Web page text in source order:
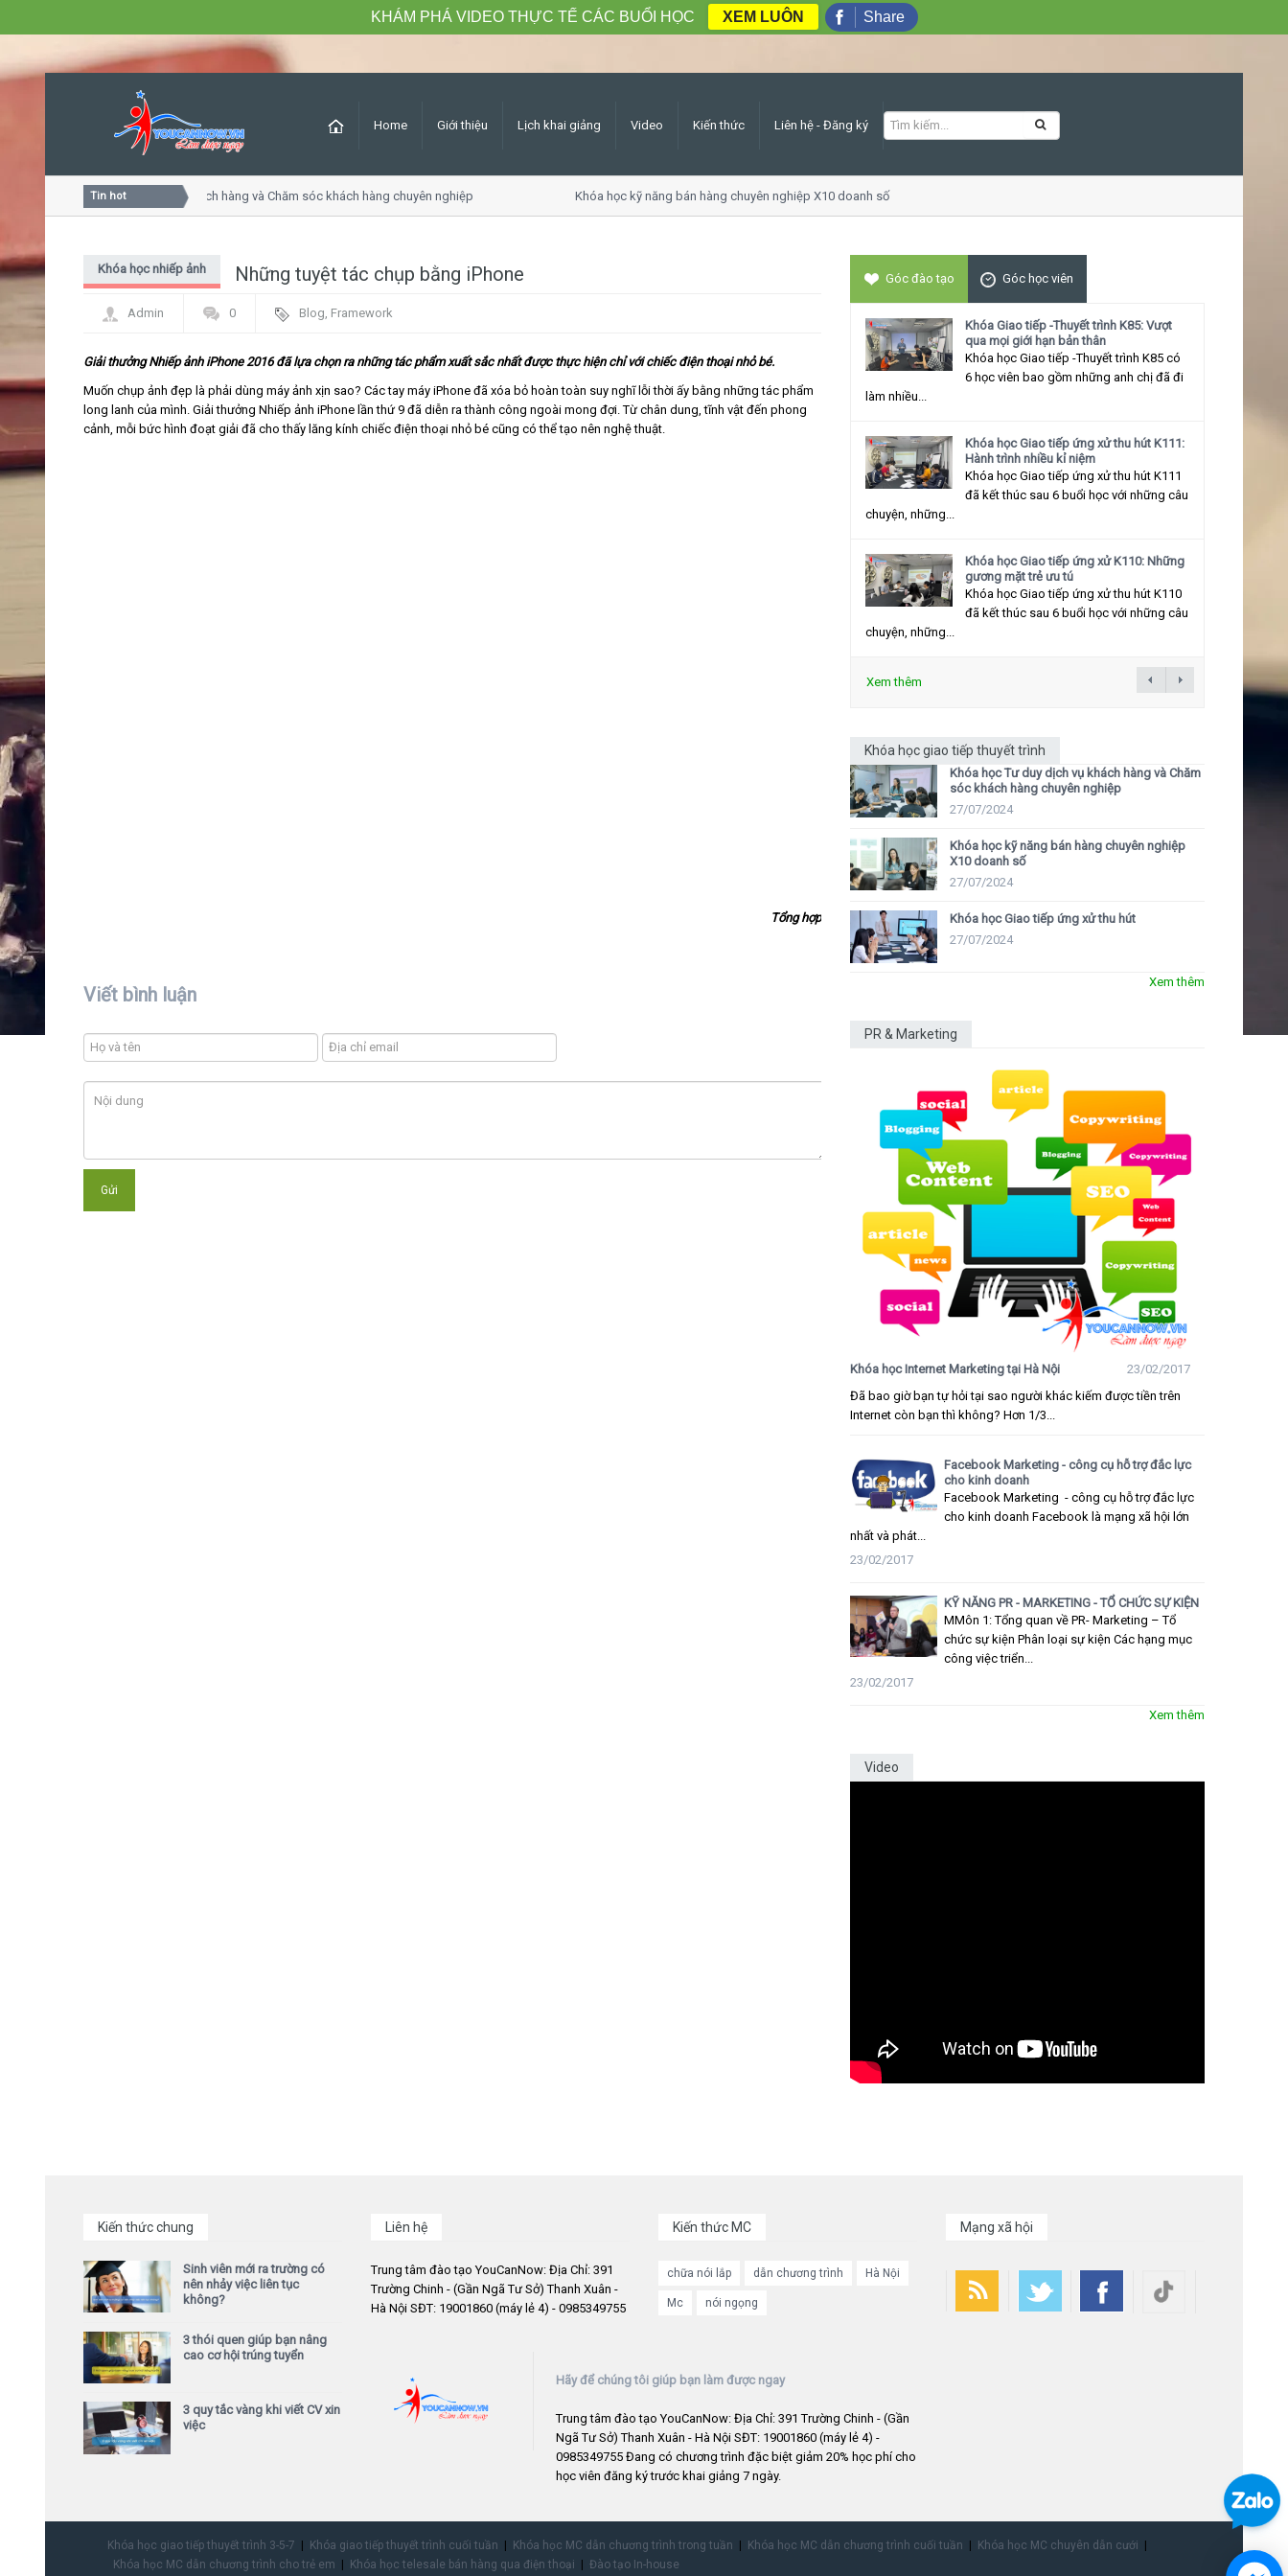
Home Giới thiệu Lịch khai giảng Video Kiến thức Liên hệ - Đăng ký
Tin hot
Khóa học Tư duy dịch vụ khách hàng và Chăm sóc khách hàng chuyên nghiệp Khóa học kỹ năng bán hàng chuyên nghiệp X10 doanh số
Những tuyệt tác chụp bằng iPhone
Khóa học nhiếp ảnh
Admin 0 Blog, Framework
Giải thưởng Nhiếp ảnh iPhone 2016 đã lựa chọn ra những tác phẩm xuất sắc nhất được thực hiện chỉ với chiếc điện thoại nhỏ bé.
Muốn chụp ảnh đẹp là phải dùng máy ảnh xịn sao? Các tay máy iPhone đã xóa bỏ hoàn toàn suy nghĩ lỗi thời ấy bằng những tác phẩm
long lanh của mình. Giải thưởng Nhiếp ảnh iPhone lần thứ 9 đã diễn ra thành công ngoài mong đợi. Từ chân dung, tĩnh vật đến phong
cảnh, mỗi bức hình đoạt giải đã cho thấy lăng kính chiếc điện thoại nhỏ bé cũng có thể tạo nên nghệ thuật.
Tổng hợp
Viết bình luận
Góc đào tạo Góc học viên
Khóa Giao tiếp -Thuyết trình K85: Vượt
qua mọi giới hạn bản thân
Khóa học Giao tiếp -Thuyết trình K85 có
6 học viên bao gồm những anh chị đã đi
làm nhiều...
Khóa học Giao tiếp ứng xử thu hút K111:
Hành trình nhiều kỉ niệm
Khóa học Giao tiếp ứng xử thu hút K111
đã kết thúc sau 6 buổi học với những câu
chuyện, những...
Khóa học Giao tiếp ứng xử K110: Những
gương mặt trẻ ưu tú
Khóa học Giao tiếp ứng xử thu hút K110
đã kết thúc sau 6 buổi học với những câu
chuyện, những...
Xem thêm
Khóa học giao tiếp thuyết trình
Khóa học Tư duy dịch vụ khách hàng và Chăm
sóc khách hàng chuyên nghiệp
27/07/2024
Khóa học kỹ năng bán hàng chuyên nghiệp
X10 doanh số
27/07/2024
Khóa học Giao tiếp ứng xử thu hút
27/07/2024
Xem thêm
PR & Marketing
Khóa học Internet Marketing tại Hà Nội
23/02/2017
Đã bao giờ bạn tự hỏi tại sao người khác kiếm được tiền trên
Internet còn bạn thì không? Hơn 1/3...
Facebook Marketing - công cụ hỗ trợ đắc lực
cho kinh doanh
Facebook Marketing - công cụ hỗ trợ đắc lực
cho kinh doanh Facebook là mạng xã hội lớn
nhất và phát...
23/02/2017
KỸ NĂNG PR - MARKETING - TỔ CHỨC SỰ KIỆN
MMôn 1: Tổng quan về PR- Marketing – Tổ
chức sự kiện Phân loại sự kiện Các hạng mục
công việc triển...
23/02/2017
Xem thêm
Video
Kiến thức chung
Sinh viên mới ra trường có
nên nhảy việc liên tục
không?
3 thói quen giúp bạn nâng
cao cơ hội trúng tuyển
3 quy tắc vàng khi viết CV xin
việc
Liên hệ
Trung tâm đào tạo YouCanNow: Địa Chỉ: 391
Trường Chinh - (Gần Ngã Tư Sở) Thanh Xuân -
Hà Nội SĐT: 19001860 (máy lẻ 4) - 0985349755
Kiến thức MC
chữa nói lắp dẫn chương trình Hà Nội
Mc nói ngọng
Mạng xã hội
Hãy để chúng tôi giúp bạn làm được ngay
Trung tâm đào tạo YouCanNow: Địa Chỉ: 391 Trường Chinh - (Gần
Ngã Tư Sở) Thanh Xuân - Hà Nội SĐT: 19001860 (máy lẻ 4) -
0985349755 Đang có chương trình đặc biệt giảm 20% học phí cho
học viên đăng ký trước khai giảng 7 ngày.
Khóa học giao tiếp thuyết trình 3-5-7 Khóa giao tiếp thuyết trình cuối tuần Khóa học MC dẫn chương trình trong tuần Khóa học MC dẫn chương trình cuối tuần
Khóa học MC chuyên dẫn cưới
Khóa học MC dẫn chương trình cho trẻ em
Khóa học telesale bán hàng qua điện thoại Đào tạo In-house
KHÁM PHÁ VIDEO THỰC TẾ CÁC BUỔI HỌC XEM LUÔN Share